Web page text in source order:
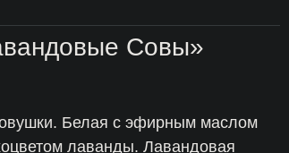
Совы»
Белая с эфирным маслом
лаванды. Лавандовая